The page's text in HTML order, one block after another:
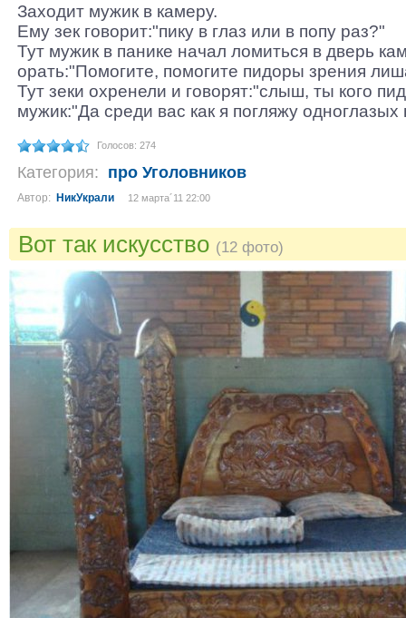
Заходит мужик в камеру.
Ему зек говорит:"пику в глаз или в попу раз?"
Тут мужик в панике начал ломиться в дверь
орать:"Помогите, помогите пидоры зрения
Тут зеки охренели и говорят:"слыш, ты кого
мужик:"Да среди вас как я погляжу одноглазых
Голосов: 274
Категория: про Уголовников
Автор: НикУкрали 12 марта´11 22:00
Вот так искусство (12 фото)